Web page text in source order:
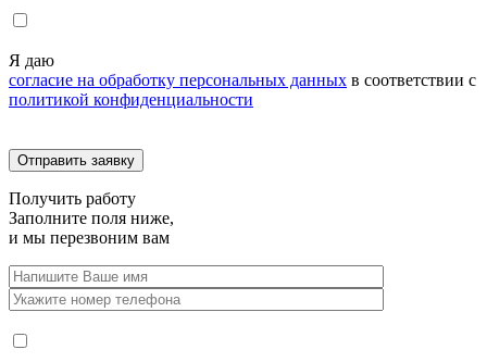
Я даю
согласие на обработку персональных данных в соответствии с
политикой конфиденциальности
Получить работу
Заполните поля ниже,
и мы перезвоним вам